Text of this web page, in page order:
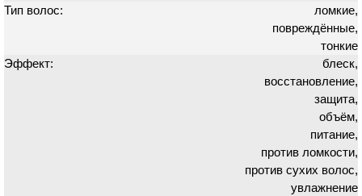
Тип волос:
ломкие,
повреждённые,
тонкие
Эффект:
блеск,
восстановление,
защита,
объём,
питание,
против ломкости,
против сухих волос,
увлажнение